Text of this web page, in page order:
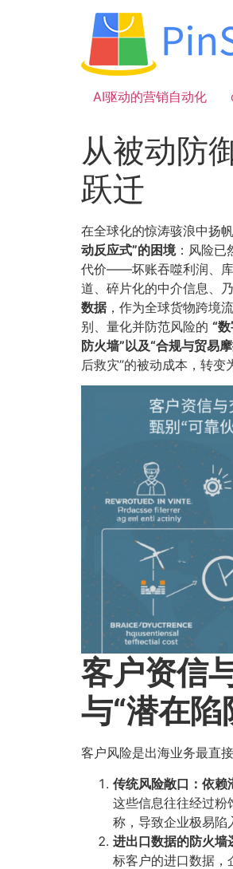
AI驱动的营销自动化
从被动防
跃迁
在全球化的惊涛骇浪中扬
动反应式”的困境：风险已
代价——坏账吞噬利润、库
道、碎片化的中介信息、
数据，作为全球货物跨境
别、量化并防范风险的 ​“
防火墙”以及“合规与贸易
后救灾”的被动成本，转变
客户资信
与“潜在陷
客户风险是出海业务最直
传统风险敞口：依赖
这些信息往往经过粉
称，导致企业极易陷
进出口数据的防火墙
标客户的进口数据，